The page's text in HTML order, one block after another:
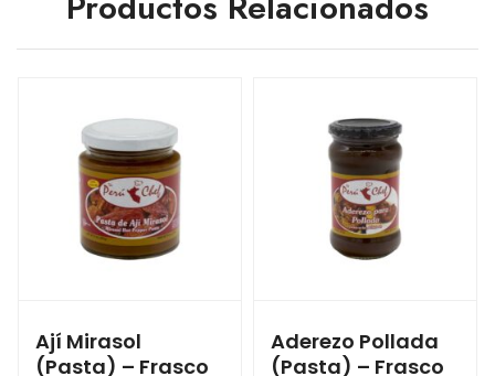
Ají Mirasol
(Pasta) – Frasco
Aderezo Pollada
(Pasta) – Frasco